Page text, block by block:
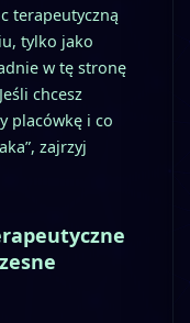
terapeutyczną
tylko jako
w tę stronę
chcesz
placówkę i co
zajrzyj